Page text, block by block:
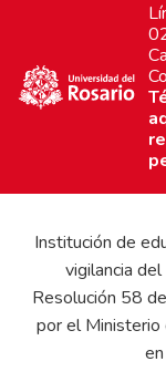
Institución de
vigilancia del
Resolución 58
por el Ministerio
en